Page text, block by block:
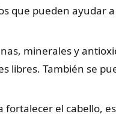
que pueden ayudar a
minerales y
libres. También se
el cabello,